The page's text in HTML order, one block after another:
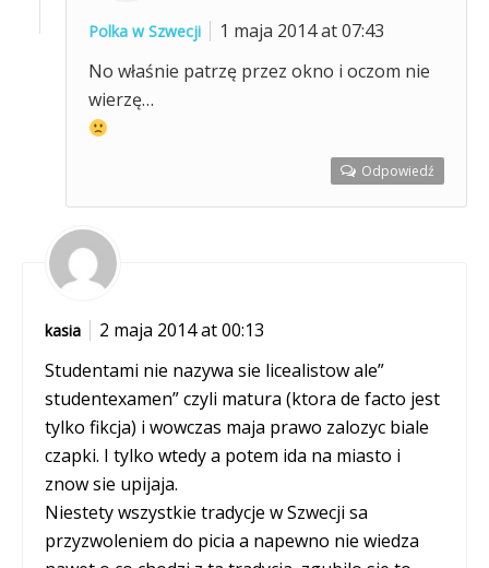
Polka w Szwecji
1 maja 2014 at 07:43
No właśnie patrzę przez okno i oczom nie
wierzę…
Odpowiedź
kasia
2 maja 2014 at 00:13
Studentami nie nazywa sie licealistow ale”
studentexamen” czyli matura (ktora de facto jest
tylko fikcja) i wowczas maja prawo zalozyc biale
czapki. I tylko wtedy a potem ida na miasto i
znow sie upijaja.
Niestety wszystkie tradycje w Szwecji sa
przyzwoleniem do picia a napewno nie wiedza